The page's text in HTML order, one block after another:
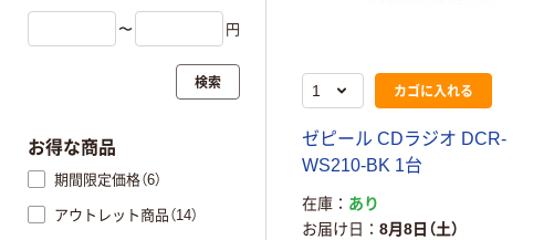
カゴに入れる
ゼピール CDラジオ DCR-
WS210-BK 1台
在庫
あり
お届け日
8月8日（土）
〜 円
検索
お得な商品
期間限定価格（6）
アウトレット商品（14）